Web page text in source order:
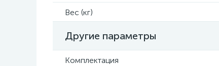
Вес (кг)
Другие параметры
Комплектация